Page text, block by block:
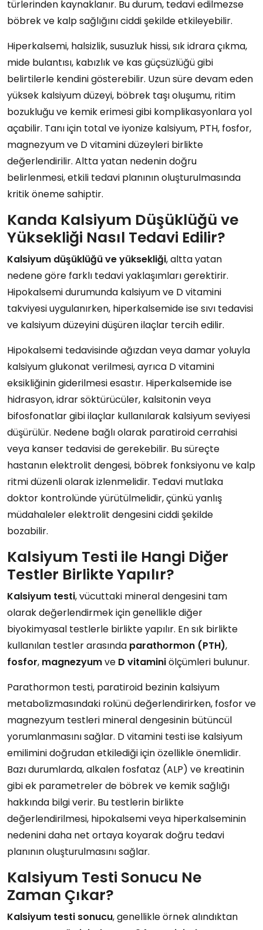
türlerinden kaynaklanır. Bu durum, tedavi edilmezse
böbrek ve kalp sağlığını ciddi şekilde etkileyebilir.
Hiperkalsemi, halsizlik, susuzluk hissi, sık idrara çıkma,
mide bulantısı, kabızlık ve kas güçsüzlüğü gibi
belirtilerle kendini gösterebilir. Uzun süre devam eden
yüksek kalsiyum düzeyi, böbrek taşı oluşumu, ritim
bozukluğu ve kemik erimesi gibi komplikasyonlara yol
açabilir. Tanı için total ve iyonize kalsiyum, PTH, fosfor,
magnezyum ve D vitamini düzeyleri birlikte
değerlendirilir. Altta yatan nedenin doğru
belirlenmesi, etkili tedavi planının oluşturulmasında
kritik öneme sahiptir.
Kanda Kalsiyum Düşüklüğü ve
Yüksekliği Nasıl Tedavi Edilir?
Kalsiyum düşüklüğü ve yüksekliği, altta yatan
nedene göre farklı tedavi yaklaşımları gerektirir.
Hipokalsemi durumunda kalsiyum ve D vitamini
takviyesi uygulanırken, hiperkalsemide ise sıvı tedavisi
ve kalsiyum düzeyini düşüren ilaçlar tercih edilir.
Hipokalsemi tedavisinde ağızdan veya damar yoluyla
kalsiyum glukonat verilmesi, ayrıca D vitamini
eksikliğinin giderilmesi esastır. Hiperkalsemide ise
hidrasyon, idrar söktürücüler, kalsitonin veya
bifosfonatlar gibi ilaçlar kullanılarak kalsiyum seviyesi
düşürülür. Nedene bağlı olarak paratiroid cerrahisi
veya kanser tedavisi de gerekebilir. Bu süreçte
hastanın elektrolit dengesi, böbrek fonksiyonu ve kalp
ritmi düzenli olarak izlenmelidir. Tedavi mutlaka
doktor kontrolünde yürütülmelidir, çünkü yanlış
müdahaleler elektrolit dengesini ciddi şekilde
bozabilir.
Kalsiyum Testi ile Hangi Diğer
Testler Birlikte Yapılır?
Kalsiyum testi, vücuttaki mineral dengesini tam
olarak değerlendirmek için genellikle diğer
biyokimyasal testlerle birlikte yapılır. En sık birlikte
kullanılan testler arasında parathormon (PTH),
fosfor, magnezyumve D vitaminiölçümleri bulunur.
Parathormon testi, paratiroid bezinin kalsiyum
metabolizmasındaki rolünü değerlendirirken, fosfor ve
magnezyum testleri mineral dengesinin bütüncül
yorumlanmasını sağlar. D vitamini testi ise kalsiyum
emilimini doğrudan etkilediği için özellikle önemlidir.
Bazı durumlarda, alkalen fosfataz (ALP) ve kreatinin
gibi ek parametreler de böbrek ve kemik sağlığı
hakkında bilgi verir. Bu testlerin birlikte
değerlendirilmesi, hipokalsemi veya hiperkalseminin
nedenini daha net ortaya koyarak doğru tedavi
planının oluşturulmasını sağlar.
Kalsiyum Testi Sonucu Ne
Zaman Çıkar?
Kalsiyum testi sonucu, genellikle örnek alındıktan